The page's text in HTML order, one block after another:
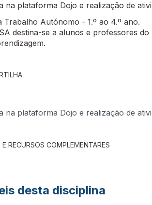
na plataforma Dojo e realização de
Autónomo - 1.º ao 4.º ano.
destina-se a alunos e professores
na plataforma Dojo e realização de
RECURSOS COMPLEMENTARES
desta disciplina